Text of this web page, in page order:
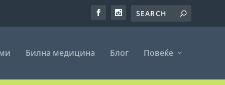
Билна медицина Блог Повеќе